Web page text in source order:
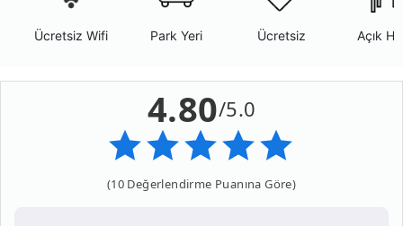
Ücretsiz Wifi Park Yeri Ücretsiz Açık
4.80/5.0
(10 Değerlendirme Puanına Göre)